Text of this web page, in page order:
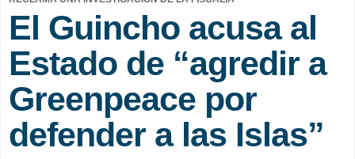
El Guincho acusa al
Estado de “agredir a
Greenpeace por
defender a las Islas”